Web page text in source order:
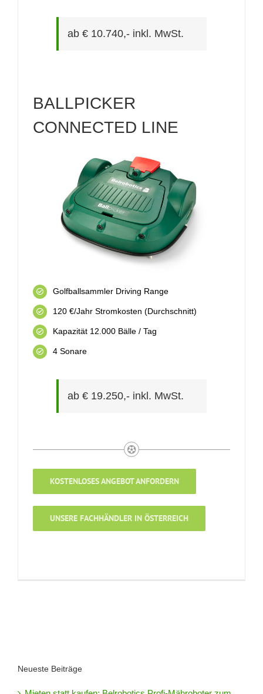
ab € 10.740,- inkl. MwSt.
BALLPICKER
CONNECTED LINE
Golfballsammler Driving Range
120 €/Jahr Stromkosten (Durchschnitt)
Kapazität 12.000 Bälle / Tag
4 Sonare
ab € 19.250,- inkl. MwSt.
KOSTENLOSES ANGEBOT ANFORDERN
UNSERE FACHHÄNDLER IN ÖSTERREICH
Neueste Beiträge